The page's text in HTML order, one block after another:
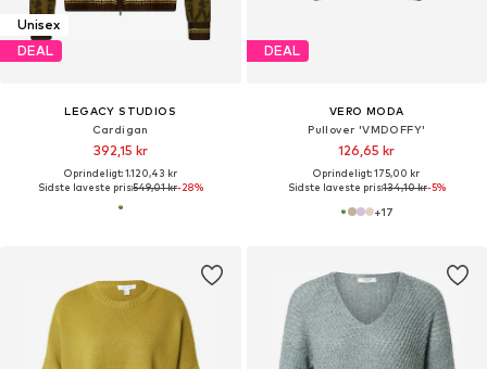
Unisex
DEAL
LEGACY STUDIOS
Cardigan
392,15 kr
Oprindeligt: 1.120,43 kr
Sidste laveste pris:549,01 kr-28%
DEAL
VERO MODA
Pullover 'VMDOFFY'
126,65 kr
Oprindeligt: 175,00 kr
Sidste laveste pris:134,10 kr-5%
+17